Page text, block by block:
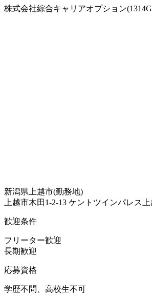
株式会社綜合キャリアオプション
新潟県上越市(勤務地)
上越市木田1-2-13 ケントツインパレス
歓迎条件
フリーター歓迎
長期歓迎
応募資格
学歴不問、高校生不可